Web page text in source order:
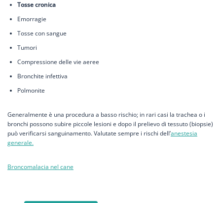
Tosse cronica
Emorragie
Tosse con sangue
Tumori
Compressione delle vie aeree
Bronchite infettiva
Polmonite
Generalmente è una procedura a basso rischio; in rari casi la trachea o i
bronchi possono subire piccole lesioni e dopo il prelievo di tessuto (biopsie)
può verificarsi sanguinamento. Valutate sempre i rischi dell’anestesia
generale.
Broncomalacia nel cane